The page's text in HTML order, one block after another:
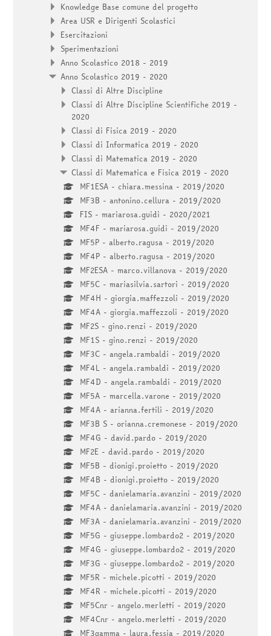
Knowledge Base comune del progetto
Area USR e Dirigenti Scolastici
Esercitazioni
Sperimentazioni
Anno Scolastico 2018 - 2019
Anno Scolastico 2019 - 2020
Classi di Altre Discipline
Classi di Altre Discipline Scientifiche 2019 -
2020
Classi di Fisica 2019 - 2020
Classi di Informatica 2019 - 2020
Classi di Matematica 2019 - 2020
Classi di Matematica e Fisica 2019 - 2020
MF1ESA - chiara.messina - 2019/2020
MF3B - antonino.cellura - 2019/2020
FIS - mariarosa.guidi - 2020/2021
MF4F - mariarosa.guidi - 2019/2020
MF5P - alberto.ragusa - 2019/2020
MF4P - alberto.ragusa - 2019/2020
MF2ESA - marco.villanova - 2019/2020
MF5C - mariasilvia.sartori - 2019/2020
MF4H - giorgia.maffezzoli - 2019/2020
MF4A - giorgia.maffezzoli - 2019/2020
MF2S - gino.renzi - 2019/2020
MF1S - gino.renzi - 2019/2020
MF3C - angela.rambaldi - 2019/2020
MF4L - angela.rambaldi - 2019/2020
MF4D - angela.rambaldi - 2019/2020
MF5A - marcella.varone - 2019/2020
MF4A - arianna.fertili - 2019/2020
MF3B S - orianna.cremonese - 2019/2020
MF4G - david.pardo - 2019/2020
MF2E - david.pardo - 2019/2020
MF5B - dionigi.proietto - 2019/2020
MF4B - dionigi.proietto - 2019/2020
MF5C - danielamaria.avanzini - 2019/2020
MF4A - danielamaria.avanzini - 2019/2020
MF3A - danielamaria.avanzini - 2019/2020
MF5G - giuseppe.lombardo2 - 2019/2020
MF4G - giuseppe.lombardo2 - 2019/2020
MF3G - giuseppe.lombardo2 - 2019/2020
MF5R - michele.picotti - 2019/2020
MF4R - michele.picotti - 2019/2020
MF5Cnr - angelo.merletti - 2019/2020
MF4Cnr - angelo.merletti - 2019/2020
MF3gamma - laura.fessia - 2019/2020